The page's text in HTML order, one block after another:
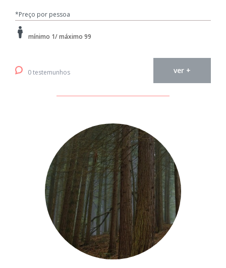
*Preço por pessoa
mínimo 1/ máximo 99
0 testemunhos ver +